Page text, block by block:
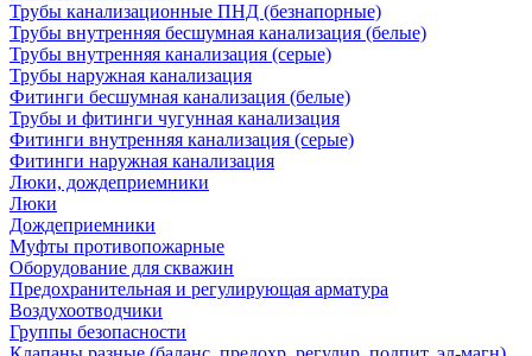
Трубы канализационные ПНД (безнапорные)
Трубы внутренняя бесшумная канализация (белые)
Трубы внутренняя канализация (серые)
Трубы наружная канализация
Фитинги бесшумная канализация (белые)
Трубы и фитинги чугунная канализация
Фитинги внутренняя канализация (серые)
Фитинги наружная канализация
Люки, дождеприемники
Люки
Дождеприемники
Муфты противопожарные
Оборудование для скважин
Предохранительная и регулирующая арматура
Воздухоотводчики
Группы безопасности